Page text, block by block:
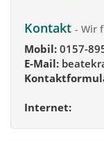
Kontakt - Wir
Mobil: 0157-
E-Mail:
Internet: